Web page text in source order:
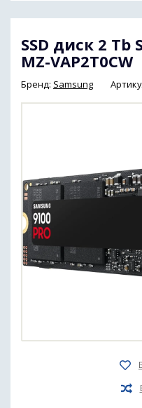
SSD диск 2 Tb
MZ-VAP2T0CW
Бренд: Samsung